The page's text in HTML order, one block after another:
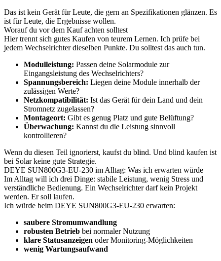
Das ist kein Gerät für Leute, die gern an Spezifikationen glänzen. Es
ist für Leute, die Ergebnisse wollen.
Worauf du vor dem Kauf achten solltest
Hier trennt sich gutes Kaufen von teurem Lernen. Ich prüfe bei
jedem Wechselrichter dieselben Punkte. Du solltest das auch tun.
Modulleistung: Passen deine Solarmodule zur
Eingangsleistung des Wechselrichters?
Spannungsbereich: Liegen deine Module innerhalb der
zulässigen Werte?
Netzkompatibilität: Ist das Gerät für dein Land und dein
Stromnetz zugelassen?
Montageort: Gibt es genug Platz und gute Belüftung?
Überwachung: Kannst du die Leistung sinnvoll
kontrollieren?
Wenn du diesen Teil ignorierst, kaufst du blind. Und blind kaufen ist
bei Solar keine gute Strategie.
DEYE SUN800G3-EU-230 im Alltag: Was ich erwarten würde
Im Alltag will ich drei Dinge: stabile Leistung, wenig Stress und
verständliche Bedienung. Ein Wechselrichter darf kein Projekt
werden. Er soll laufen.
Ich würde beim DEYE SUN800G3-EU-230 erwarten:
saubere Stromumwandlung
robusten Betrieb bei normaler Nutzung
klare Statusanzeigen oder Monitoring-Möglichkeiten
wenig Wartungsaufwand